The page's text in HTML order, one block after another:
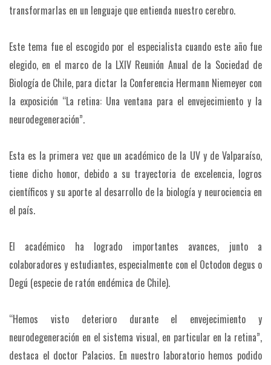
transformarlas en un lenguaje que entienda nuestro cerebro.
Este tema fue el escogido por el especialista cuando este año fue
elegido, en el marco de la LXIV Reunión Anual de la Sociedad de
Biología de Chile, para dictar la Conferencia Hermann Niemeyer con
la exposición “La retina: Una ventana para el envejecimiento y la
neurodegeneración”.
Esta es la primera vez que un académico de la UV y de Valparaíso,
tiene dicho honor, debido a su trayectoria de excelencia, logros
científicos y su aporte al desarrollo de la biología y neurociencia en
el país.
El académico ha logrado importantes avances, junto a
colaboradores y estudiantes, especialmente con el Octodon degus o
Degú (especie de ratón endémica de Chile).
“Hemos visto deterioro durante el envejecimiento y
neurodegeneración en el sistema visual, en particular en la retina”,
destaca el doctor Palacios. En nuestro laboratorio hemos podido